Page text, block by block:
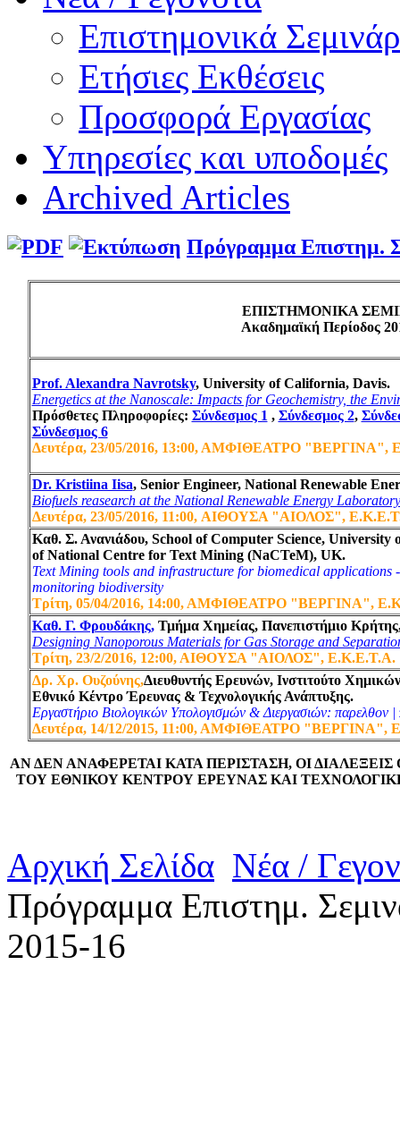
Επιστημονικά
Ετήσιες Εκθέσεις
Προσφορά Εργασίας
Υπηρεσίες και υποδομές
Archived Articles
Πρόγραμμα Επιστημ.
ΕΠΙΣΤΗΜΟΝΙΚΑ
Ακαδημαϊκή Περίοδος
Prof. Alexandra Navrotsky, University of California, Davis.
Energetics at the Nanoscale: Impacts for Geochemistry, the
Πρόσθετες Πληροφορίες: Σύνδεσμος 1 , Σύνδεσμος 2,
Σύνδεσμος 6
Δευτέρα, 23/05/2016, 13:00, ΑΜΦΙΘΕΑΤΡΟ "ΒΕΡΓΙΝΑ",
Dr. Kristiina Iisa, Senior Engineer, National Renewable
Biofuels reasearch at the National Renewable Energy Laboratory
Δευτέρα, 23/05/2016, 11:00, ΑΙΘΟΥΣΑ "ΑΙΟΛΟΣ",
Καθ. Σ. Ανανιάδου, School of Computer Science,
of National Centre for Text Mining (NaCTeM), UK.
Text Mining tools and infrastructure for biomedical applications
monitoring biodiversity
Τρίτη, 05/04/2016, 14:00, ΑΜΦΙΘΕΑΤΡΟ "ΒΕΡΓΙΝΑ",
Καθ. Γ. Φρουδάκης, Τμήμα Χημείας, Πανεπιστήμιο
Designing Nanoporous Materials for Gas Storage and
Τρίτη, 23/2/2016, 12:00, ΑΙΘΟΥΣΑ "ΑΙΟΛΟΣ", Ε.Κ.Ε.Τ.Α.
Δρ. Χρ. Ουζούνης,Διευθυντής Ερευνών, Ινστιτούτο
Εθνικό Κέντρο Έρευνας & Τεχνολογικής Ανάπτυξης.
Εργαστήριο Βιολογικών Υπολογισμών & Διεργασιών: παρελθον
Δευτέρα, 14/12/2015, 11:00, ΑΜΦΙΘΕΑΤΡΟ "ΒΕΡΓΙΝΑ",
ΑΝ ΔΕΝ ΑΝΑΦΕΡΕΤΑΙ ΚΑΤΑ ΠΕΡΙΣΤΑΣΗ, ΟΙ
ΤΟΥ ΕΘΝΙΚΟΥ ΚΕΝΤΡΟΥ ΕΡΕΥΝΑΣ ΚΑΙ
Αρχική Σελίδα Νέα /
Πρόγραμμα Επιστημ.
2015-16